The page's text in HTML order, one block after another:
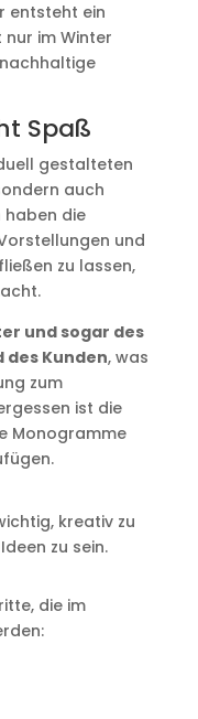
entsteht ein
im Winter
Spaß
gestalteten
auch
haben die
und
zu lassen,
und sogar des
des Kunden, was
zum
ist die
Monogramme
kreativ zu
zu sein.
die im